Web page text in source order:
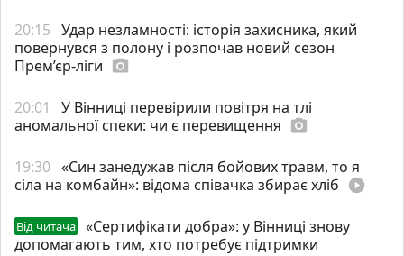
20:15 Удар незламності: історія захисника, який
повернувся з полону і розпочав новий сезон
Прем’єр-ліги photo_camera
20:01
У Вінниці перевірили повітря на тлі
аномальної спеки: чи є перевищення photo_camera
19:30 «Син занедужав після бойових травм, то я
сіла на комбайн»: відома співачка збирає хліб play_circle_filled
Від читача
«Сертифікати добра»: у Вінниці знову
допомагають тим, хто потребує підтримки